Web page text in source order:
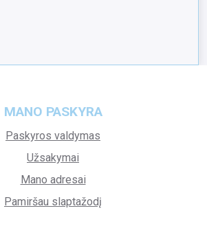
MANO PASKYRA
Paskyros valdymas
Užsakymai
Mano adresai
Pamiršau slaptažodį